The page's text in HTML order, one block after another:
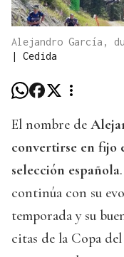
Alejandro García,
| Cedida
El nombre de
convertirse en fijo
selección española
continúa con su
temporada y su
citas de la Copa